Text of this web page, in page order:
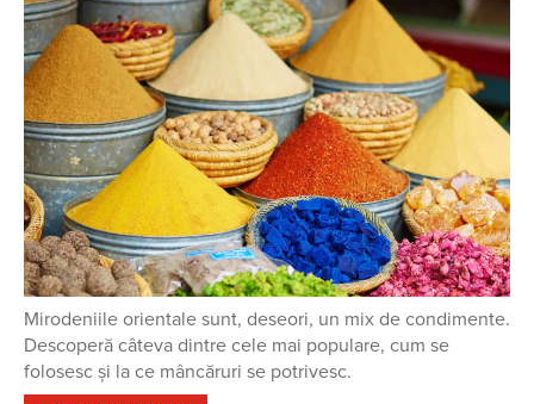
Mirodeniile orientale sunt, deseori, un mix de condimente.
Descoperă câteva dintre cele mai populare, cum se
folosesc și la ce mâncăruri se potrivesc.